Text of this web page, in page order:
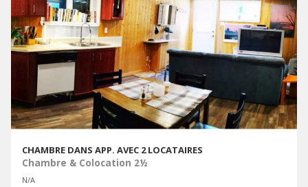
CHAMBRE DANS APP. AVEC 2 LOCATAIRES
Chambre & Colocation 2½
N/A